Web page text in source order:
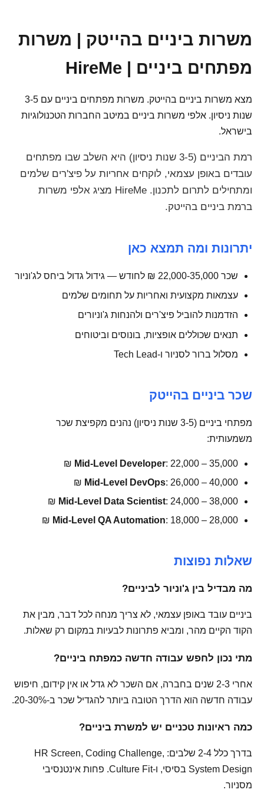
משרות ביניים בהייטק | משרות
מפתחים ביניים | HireMe
מצא משרות ביניים בהייטק. משרות מפתחים ביניים עם 3-5
שנות ניסיון. אלפי משרות ביניים במיטב החברות הטכנולוגיות
בישראל.
רמת הביניים (3-5 שנות ניסיון) היא השלב שבו מפתחים
עובדים באופן עצמאי, לוקחים אחריות על פיצ'רים שלמים
ומתחילים לתרום לתכנון. HireMe מציג אלפי משרות
ברמת ביניים בהייטק.
יתרונות ומה תמצא כאן
שכר 22,000-35,000 ₪ לחודש — גידול גדול ביחס לג'וניור
עצמאות מקצועית ואחריות על תחומים שלמים
הזדמנות להוביל פיצ'רים ולהנחות ג'וניורים
תנאים שכוללים אופציות, בונוסים וביטוחים
מסלול ברור לסניור ו-Tech Lead
שכר ביניים בהייטק
מפתחי ביניים (3-5 שנות ניסיון) נהנים מקפיצת שכר
משמעותית:
Mid-Level Developer: 22,000 – 35,000 ₪
Mid-Level DevOps: 26,000 – 40,000 ₪
Mid-Level Data Scientist: 24,000 – 38,000 ₪
Mid-Level QA Automation: 18,000 – 28,000 ₪
שאלות נפוצות
מה מבדיל בין ג'וניור לביניים?
ביניים עובד באופן עצמאי, לא צריך מנחה לכל דבר, מבין את
הקוד הקיים מהר, ומביא פתרונות לבעיות במקום רק שאלות.
מתי נכון לחפש עבודה חדשה כמפתח ביניים?
אחרי 2-3 שנים בחברה, אם השכר לא גדל או אין קידום, חיפוש
עבודה חדשה הוא הדרך הטובה ביותר להגדיל שכר ב-20-30%.
כמה ראיונות טכניים יש למשרת ביניים?
בדרך כלל 2-4 שלבים: HR Screen, Coding Challenge,
System Design בסיסי, ו-Culture Fit. פחות אינטנסיבי
מסניור.